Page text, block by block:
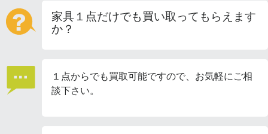
家具１点だけでも買い取ってもらえます
か？
１点からでも買取可能ですので、お気軽にご相
談下さい。